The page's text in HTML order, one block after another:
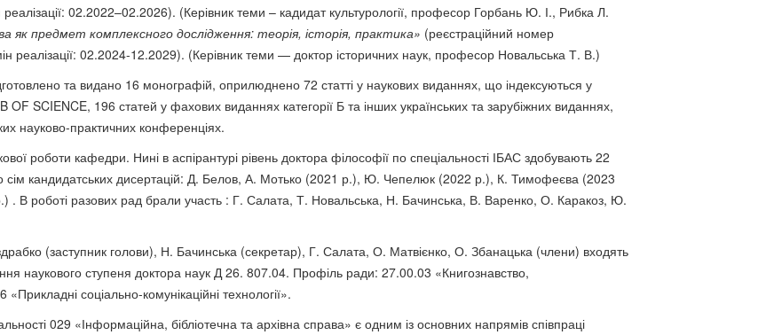
02.2022–02.2026). (Керівник теми – кадидат культурології, професор Горбань Ю. І., Рибка Л.
як предмет комплексного дослідження: теорія, історія, практика» (реєстраційний номер
реалізації: 02.2024-12.2029). (Керівник теми — доктор історичних наук, професор Новальська Т. В.)
та видано 16 монографій, оприлюднено 72 статті у наукових виданнях, що індексуються у
SCIENCE, 196 статей у фахових виданнях категорії Б та інших українських та зарубіжних виданнях,
науково-практичних конференціях.
роботи кафедри. Нині в аспірантурі рівень доктора філософії по спеціальності ІБАС здобувають 22
сім кандидатських дисертацій: Д. Белов, А. Мотько (2021 р.), Ю. Чепелюк (2022 р.), К. Тимофеєва (2023
В роботі разових рад брали участь : Г. Салата, Т. Новальська, Н. Бачинська, В. Варенко, О. Каракоз, Ю.
(заступник голови), Н. Бачинська (секретар), Г. Салата, О. Матвієнко, О. Збанацька (члени) входять
наукового ступеня доктора наук Д 26. 807.04. Профіль ради: 27.00.03 «Книгознавство,
соціально-комунікаційні технології».
029 «Інформаційна, бібліотечна та архівна справа» є одним із основних напрямів співпраці